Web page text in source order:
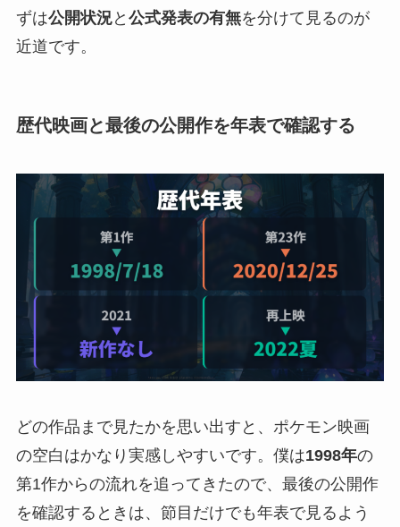
ずは公開状況と 公式発表の有無を分けて見るのが
近道です。
歴代映画と最後の公開作を年表で確認する
どの作品まで見たかを思い出すと、ポケモン映画
の空白はかなり実感しやすいです。僕は1998年の
第1作からの流れを追ってきたので、最後の公開作
を確認するときは、節目だけでも年表で見るよう